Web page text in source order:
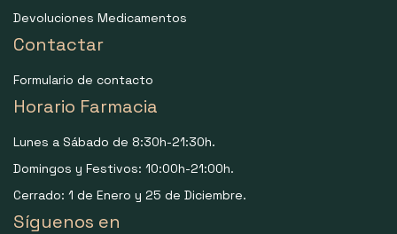
Devoluciones Medicamentos
Contactar
Formulario de contacto
Horario Farmacia
Lunes a Sábado de 8:30h-21:30h.
Domingos y Festivos: 10:00h-21:00h.
Cerrado: 1 de Enero y 25 de Diciembre.
Síguenos en